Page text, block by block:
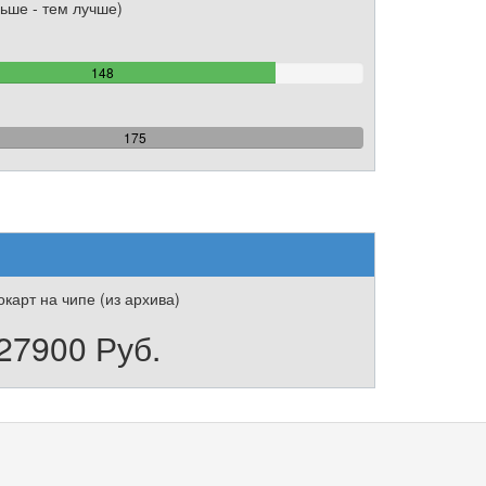
- тем лучше)
148
84.571428571429%
175
100%
на чипе (из архива)
Руб.